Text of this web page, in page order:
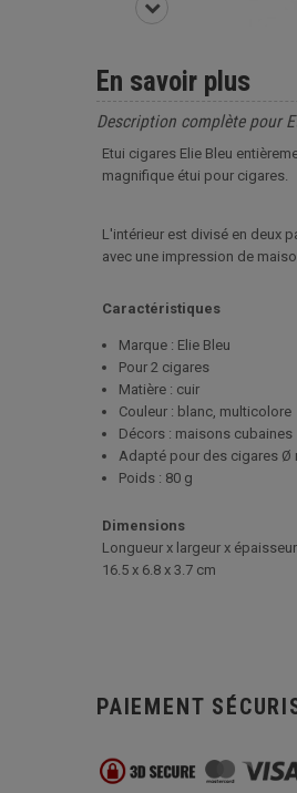
En savoir plus
Description complète pour
Etui cigares Elie Bleu
magnifique étui pour cigares.
L'intérieur est divisé en deux
avec une impression de
Caractéristiques
Marque : Elie Bleu
Pour 2 cigares
Matière : cuir
Couleur : blanc, multicolore
Décors : maisons cubaines
Adapté pour des cigares Ø
Poids : 80 g
Dimensions
Longueur x largeur x épaisseur
16.5 x 6.8 x 3.7 cm
PAIEMENT